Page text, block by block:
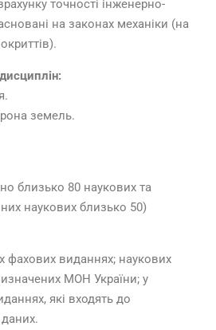
точності інженерно-
на законах механіки (на
земель.
близько 80 наукових та
наукових близько 50)
фахових виданнях; наукових
МОН України; у
які входять до